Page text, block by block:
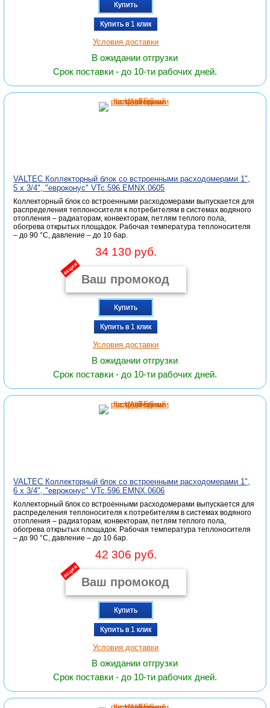
Купить
Купить в 1 клик
Условия доставки
В ожидании отгрузки
Срок поставки - до 10-ти рабочих дней.
VALTEC Коллекторный блок со встроенными расходомерами 1",
5 x 3/4", "евроконус" VTc.596.EMNX.0605
Коллекторный блок со встроенными расходомерами выпускается для
распределения теплоносителя к потребителям в системах водяного
отопления – радиаторам, конвекторам, петлям теплого пола,
обогрева открытых площадок. Рабочая температура теплоносителя
– до 90 °С, давление – до 10 бар.
34 130 руб.
акция
Купить
Купить в 1 клик
Условия доставки
В ожидании отгрузки
Срок поставки - до 10-ти рабочих дней.
VALTEC Коллекторный блок со встроенными расходомерами 1",
6 x 3/4", "евроконус" VTc.596.EMNX.0606
Коллекторный блок со встроенными расходомерами выпускается для
распределения теплоносителя к потребителям в системах водяного
отопления – радиаторам, конвекторам, петлям теплого пола,
обогрева открытых площадок. Рабочая температура теплоносителя
– до 90 °С, давление – до 10 бар.
42 306 руб.
акция
Купить
Купить в 1 клик
Условия доставки
В ожидании отгрузки
Срок поставки - до 10-ти рабочих дней.